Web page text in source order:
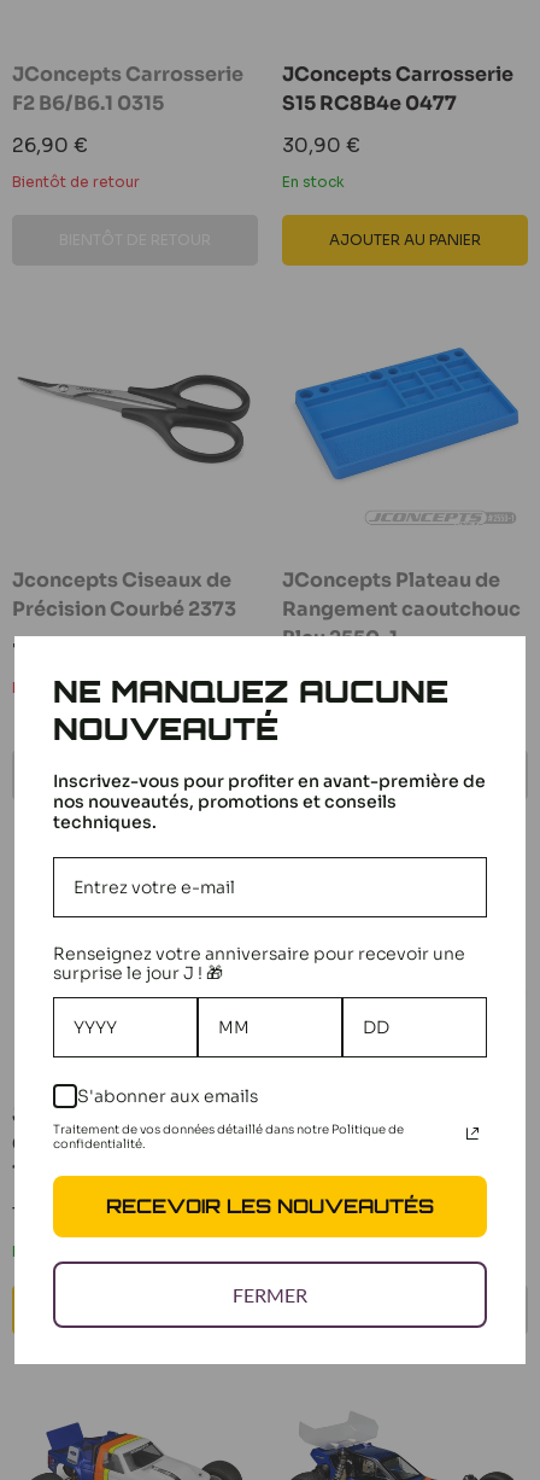
JConcepts Carrosserie
F2 B6/B6.1 0315
Prix
réduit
26,90 €
Bientôt de retour
JConcepts Carrosserie
S15 RC8B4e 0477
Prix
réduit
30,90 €
En stock
AJOUTER AU PANIER
Jconcepts Ciseaux de
Précision Courbé 2373
Prix
7,90 €
Bientôt de retour
BIENTÔT DE RETOUR
JConcepts Plateau de
Rangement caoutchouc
Bleu 2550-1
Prix
réduit
14,90 €
BIENTÔT DE RETOUR
JConcepts Carrosserie
GMC K10 1982 E-Revo
1/16 0382
Prix
réduit
19,90 €
En stock
Cabine JCI Power
Master 0482
Prix
réduit
25,90 €
NE MANQUEZ AUCUNE
NOUVEAUTÉ
Inscrivez-vous pour profiter en avant-première de
nos nouveautés, promotions et conseils
techniques.
Renseignez votre anniversaire pour recevoir une
surprise le jour J ! 🎁
S'abonner aux emails
Traitement de vos données détaillé dans notre Politique de
confidentialité.
RECEVOIR LES NOUVEAUTÉS
FERMER